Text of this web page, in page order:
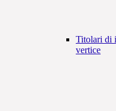
Titolari di
vertice